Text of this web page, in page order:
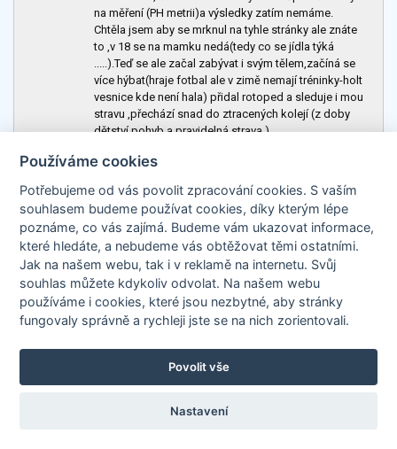
na měření (PH metrii)a výsledky zatím nemáme.
Chtěla jsem aby se mrknul na tyhle stránky ale znáte
to ,v 18 se na mamku nedá(tedy co se jídla týká
.....).Teď se ale začal zabývat i svým tělem,začíná se
více hýbat(hraje fotbal ale v zimě nemají tréninky-holt
vesnice kde není hala) přidal rotoped a sleduje i mou
stravu ,přechází snad do ztracených kolejí (z doby
dětství,pohyb a pravidelná strava ).
inspirace jak funguje organismus.
01. 04. 2012 09:09
myrtil
Pěkná věta, ale podle mě v ní jde spíš o skutečnost,
jakou hodnotu v porovnání se vším ostatním v životě
pro člověka jídlo má, než jak často jí ;-) Myslím, že
spořádat desetinku denní porce zas tolik času
nezabere... Ale jasně, byl to jen takový laický nápad,
podezření na konec potvrdí. Hlavně aby už něco
Používáme cookies
Potřebujeme od vás povolit zpracování cookies. S vaším
souhlasem budeme používat cookies, díky kterým lépe
poznáme,co vás zajímá. Budeme vám ukazovat informace,
které hledáte, a nebudeme vás obtěžovat těmi ostatními.
Jak na našem webu, tak i v reklamě na internetu. Svůj
souhlas můžete kdykoliv odvolat. Na našem webu
používáme i cookies, které jsou nezbytné, aby stránky
fungovaly správně a rychleji jste se na nich zorientovali.
Povolit vše
Nastavení